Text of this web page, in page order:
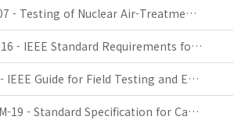
ASME N510-2007 - Testing of Nuclear Air-Treatment Systems (N510 - 2007)
IEEE C57.13-2016 - IEEE Standard Requirements for Instrument Transformers
IEEE 400-2023 - IEEE Guide for Field Testing and Evaluation of the Insulation of Shielded Power Cable Systems Rated 5 kV and Above
ASTM A36/A36M-19 - Standard Specification for Carbon Structural Steel